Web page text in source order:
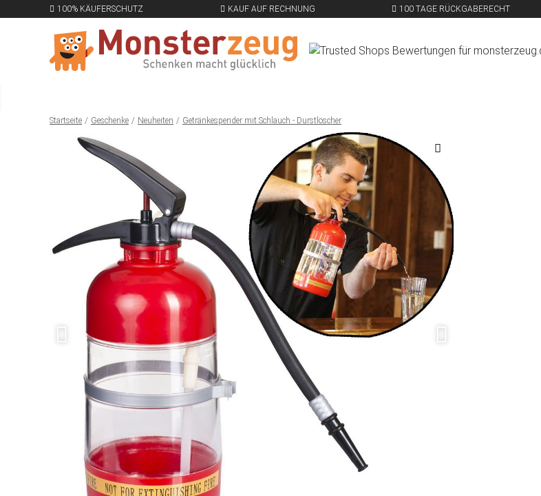
100% KÄUFERSCHUTZ KAUF AUF RECHNUNG 100 TAGE RÜCKGABERECHT
Startseite Geschenke Neuheiten Getränkespender mit Schlauch - Durstlöscher